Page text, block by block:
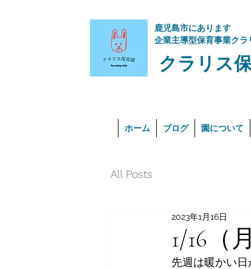
​鹿児島市にあります
企業主導型保育事業クラ
クラリス
ホーム ブログ 園について
All Posts
1/16（
2023年1月16日
先週は暖かい